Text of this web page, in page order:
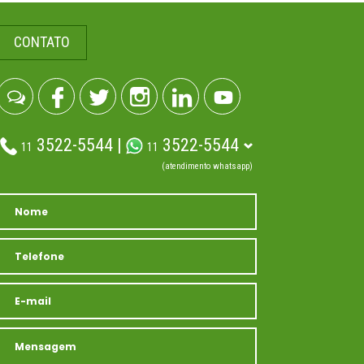
CONTATO
11 3522-5544 | 11 3522-5544
(atendimento whatsapp)